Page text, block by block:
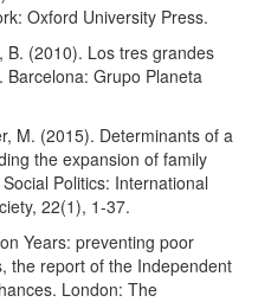
Oxford University Press.
B. (2010). Los tres grandes
Barcelona: Grupo Planeta
M. (2015). Determinants of a
the expansion of family
Politics: International
22(1), 1-37.
Years: preventing poor
the report of the Independent
London: The